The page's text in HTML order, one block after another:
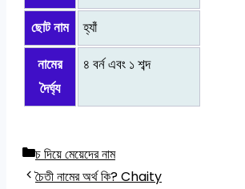
ছোট নাম হ্যাঁ
নামের
দৈর্ঘ্য
৪ বর্ন এবং ১ শব্দ
Categories
চ দিয়ে মেয়েদের নাম
চৈতী নামের অর্থ কি? Chaity